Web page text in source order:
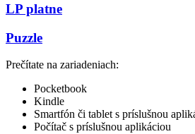
LP platne
Puzzle
Prečítate na zariadeniach:
Pocketbook
Kindle
Smartfón či tablet s príslušnou
Počítač s príslušnou aplikáciou